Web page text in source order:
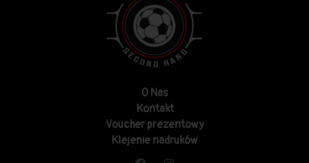
O Nas
Kontakt
Voucher prezentowy
Klejenie nadruków